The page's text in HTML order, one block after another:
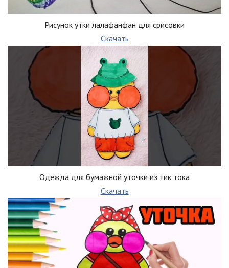
Рисунок утки лалафанфан для срисовки
Скачать
Одежда для бумажной уточки из тик тока
Скачать